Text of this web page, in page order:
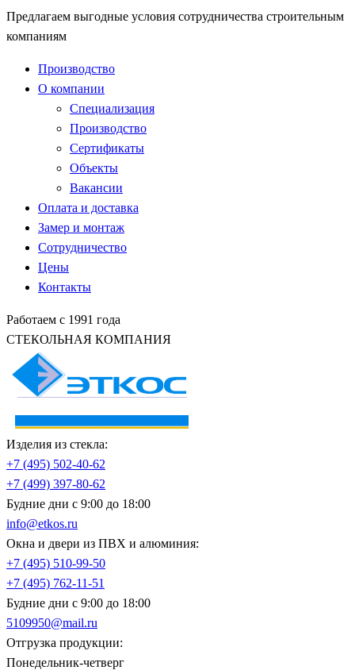
Предлагаем выгодные условия сотрудничества строительным
компаниям
Производство
О компании
Специализация
Производство
Сертификаты
Объекты
Вакансии
Оплата и доставка
Замер и монтаж
Сотрудничество
Цены
Контакты
Работаем с 1991 года
СТЕКОЛЬНАЯ КОМПАНИЯ
Изделия из стекла:
+7 (495) 502-40-62
+7 (499) 397-80-62
Будние дни с 9:00 до 18:00
info@etkos.ru
Окна и двери из ПВХ и алюминия:
+7 (495) 510-99-50
+7 (495) 762-11-51
Будние дни с 9:00 до 18:00
5109950@mail.ru
Отгрузка продукции:
Понедельник-четверг